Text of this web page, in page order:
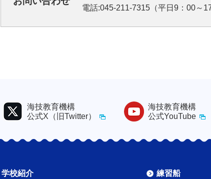
電話:045-211-7315（平日9：00～
海技教育機構
公式X（旧Twitter）
海技教育機構
公式YouTube
学校紹介 練習船